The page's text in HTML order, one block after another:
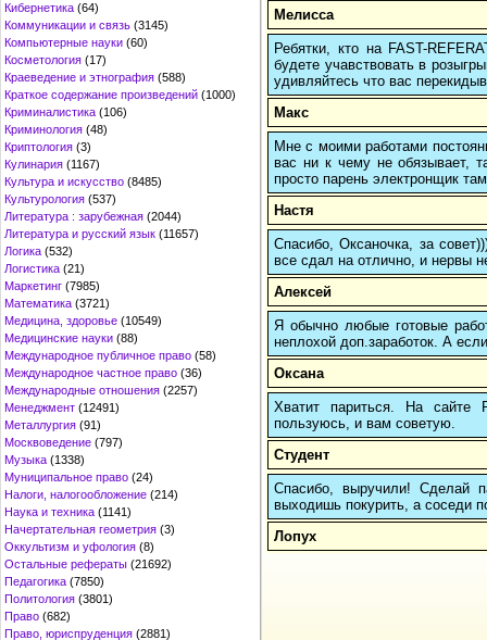
Кибернетика (64)
Коммуникации и связь (3145)
Компьютерные науки (60)
Косметология (17)
Краеведение и этнография (588)
Краткое содержание произведений (1000)
Криминалистика (106)
Криминология (48)
Криптология (3)
Кулинария (1167)
Культура и искусство (8485)
Культурология (537)
Литература : зарубежная (2044)
Литература и русский язык (11657)
Логика (532)
Логистика (21)
Маркетинг (7985)
Математика (3721)
Медицина, здоровье (10549)
Медицинские науки (88)
Международное публичное право (58)
Международное частное право (36)
Международные отношения (2257)
Менеджмент (12491)
Металлургия (91)
Москвоведение (797)
Музыка (1338)
Муниципальное право (24)
Налоги, налогообложение (214)
Наука и техника (1141)
Начертательная геометрия (3)
Оккультизм и уфология (8)
Остальные рефераты (21692)
Педагогика (7850)
Политология (3801)
Право (682)
Право, юриспруденция (2881)
Мелисса
Ребятки, кто на FAST-
будете учавствовать в
удивляйтесь что вас
Макс
Мне с моими работами
вас ни к чему не обязывает,
просто парень электронщик
Настя
Спасибо, Оксаночка, за
все сдал на отлично, и нервы
Алексей
Я обычно любые готовые
неплохой доп.заработок. А
Оксана
Хватит париться. На
пользуюсь, и вам советую.
Студент
Спасибо, выручили! Сделай
выходишь покурить, а соседи
Лопух